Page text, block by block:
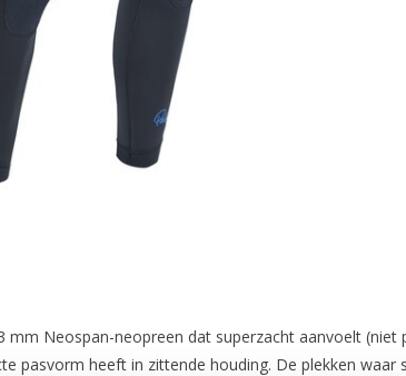
Neospan-neopreen dat superzacht aanvoelt
pasvorm heeft in zittende houding. De plekken